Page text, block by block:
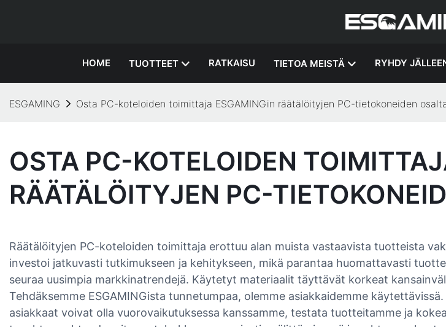
HOME TUOTTEET RATKAISU TIETOA MEISTÄ RYHDY
ESGAMING Osta PC-koteloiden toimittaja ESGAMINGin räätälöityjen PC-tietokoneiden
OSTA PC-KOTELOIDEN
RÄÄTÄLÖITYJEN PC-
Räätälöityjen PC-koteloiden toimittaja erottuu alan muista vastaavista tuotteista
investoi jatkuvasti tutkimukseen ja kehitykseen, mikä parantaa huomattavasti
seuraa uusimpia markkinatrendejä. Käytetyt materiaalit täyttävät korkeat
Tehdäksemme ESGAMINGista tunnetumpaa, olemme asiakkaidemme
asiakkaat voivat olla vuorovaikutuksessa kanssamme, testata tuotteitamme ja